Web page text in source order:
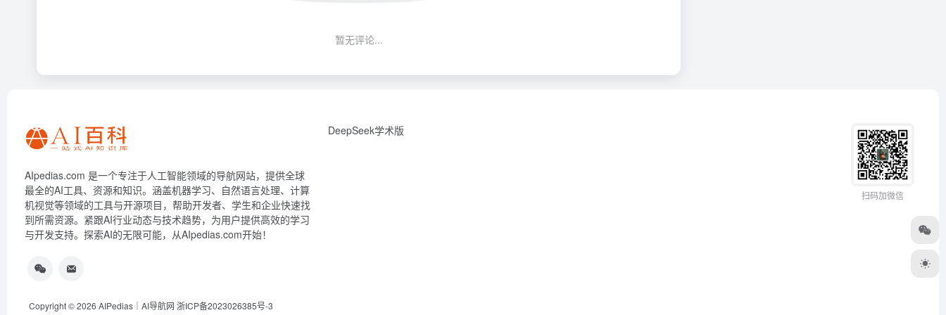
暂无评论...
AIpedias.com 是一个专注于人工智能领域的导航网站，提供全球
最全的AI工具、资源和知识。涵盖机器学习、自然语言处理、计算
机视觉等领域的工具与开源项目，帮助开发者、学生和企业快速找
到所需资源。紧跟AI行业动态与技术趋势，为用户提供高效的学习
与开发支持。探索AI的无限可能，从AIpedias.com开始！
DeepSeek学术版
扫码加微信
Copyright © 2026 AIPedias｜AI导航网 浙ICP备2023026385号-3